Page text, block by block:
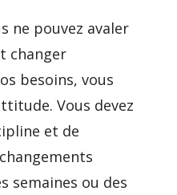
ne pouvez avaler
changer
besoins, vous
Vous devez
et de
semaines ou des